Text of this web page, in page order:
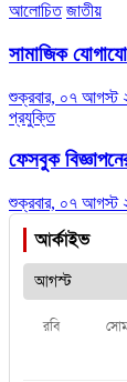
আলোচিত জাতীয়
সামাজিক
শুক্রবার, ০৭ আগস্ট
প্রযুক্তি
ফেসবুক
শুক্রবার, ০৭ আগস্ট
আর্কাইভ
রবি